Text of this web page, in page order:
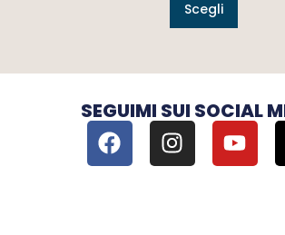
Scegli
SEGUIMI SUI SOCIAL